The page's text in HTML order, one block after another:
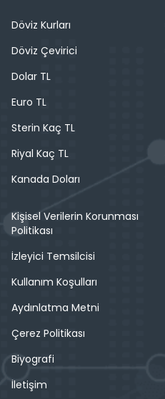
Döviz Kurları
Döviz Çevirici
Dolar TL
Euro TL
Sterin Kaç TL
Riyal Kaç TL
Kanada Doları
Kişisel Verilerin Korunması
Politikası
İzleyici Temsilcisi
Kullanım Koşulları
Aydınlatma Metni
Çerez Politikası
Biyografi
İletişim